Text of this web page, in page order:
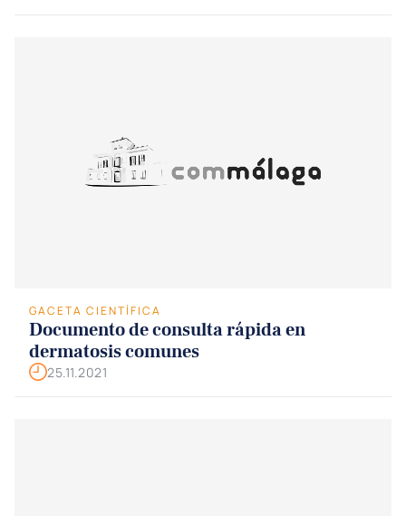
GACETA CIENTÍFICA
Documento de consulta rápida en
dermatosis comunes
25.11.2021